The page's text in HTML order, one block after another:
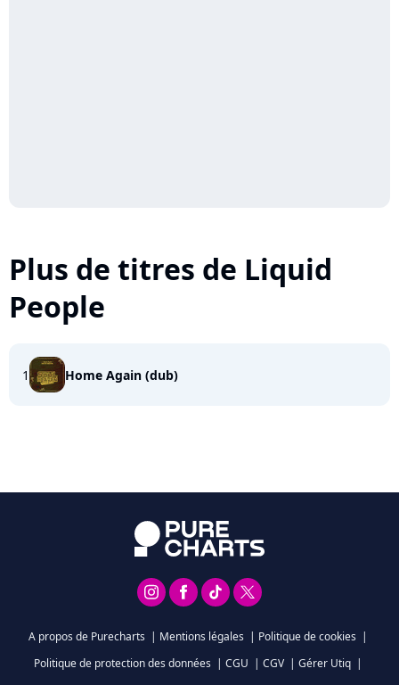
Plus de titres de Liquid
People
1 Home Again (dub)
A propos de Purecharts | Mentions légales | Politique de cookies |
Politique de protection des données | CGU | CGV | Gérer Utiq |